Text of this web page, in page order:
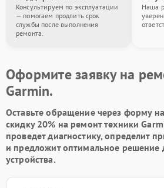
Консультируем по эксплуатации
— помогаем продлить срок
службы после выполнения
ремонта.
Наша
Оформите заявку на
Garmin.
Оставьте обращение через форму
скидку 20% на ремонт техники
проведет диагностику, определит
и предложит оптимальное решение
устройства.